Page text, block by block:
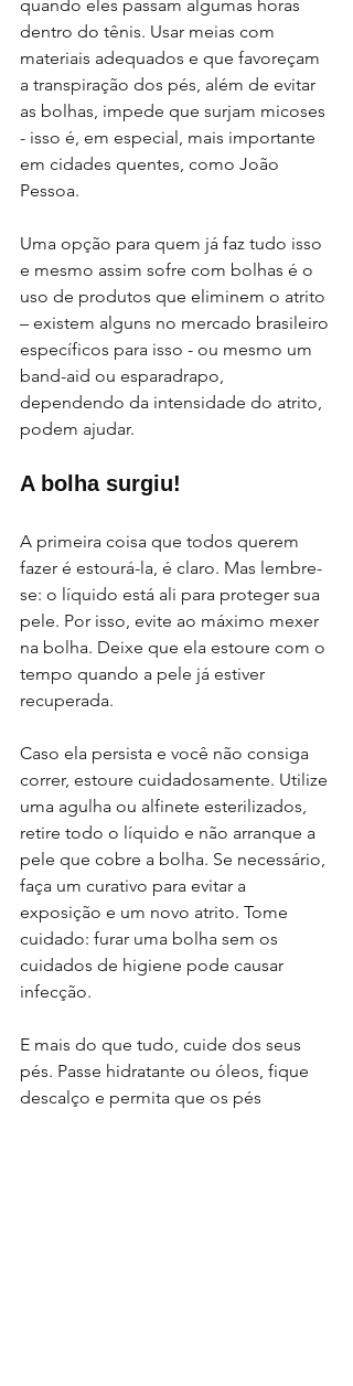
quando eles passam algumas horas
dentro do tênis. Usar meias com
materiais adequados e que favoreçam
a transpiração dos pés, além de evitar
as bolhas, impede que surjam micoses
- isso é, em especial, mais importante
em cidades quentes, como João
Pessoa.
Uma opção para quem já faz tudo isso
e mesmo assim sofre com bolhas é o
uso de produtos que eliminem o atrito
– existem alguns no mercado brasileiro
específicos para isso - ou mesmo um
band-aid ou esparadrapo,
dependendo da intensidade do atrito,
podem ajudar.
A bolha surgiu!
A primeira coisa que todos querem
fazer é estourá-la, é claro. Mas lembre-
se: o líquido está ali para proteger sua
pele. Por isso, evite ao máximo mexer
na bolha. Deixe que ela estoure com o
tempo quando a pele já estiver
recuperada.
Caso ela persista e você não consiga
correr, estoure cuidadosamente. Utilize
uma agulha ou alfinete esterilizados,
retire todo o líquido e não arranque a
pele que cobre a bolha. Se necessário,
faça um curativo para evitar a
exposição e um novo atrito. Tome
cuidado: furar uma bolha sem os
cuidados de higiene pode causar
infecção.
E mais do que tudo, cuide dos seus
pés. Passe hidratante ou óleos, fique
descalço e permita que os pés